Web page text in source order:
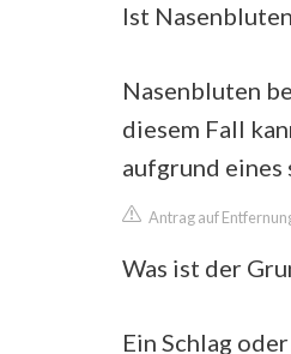
Ist
Nasenbluten
diesem Fall
aufgrund
Antrag auf
Was ist der
Ein Schlag